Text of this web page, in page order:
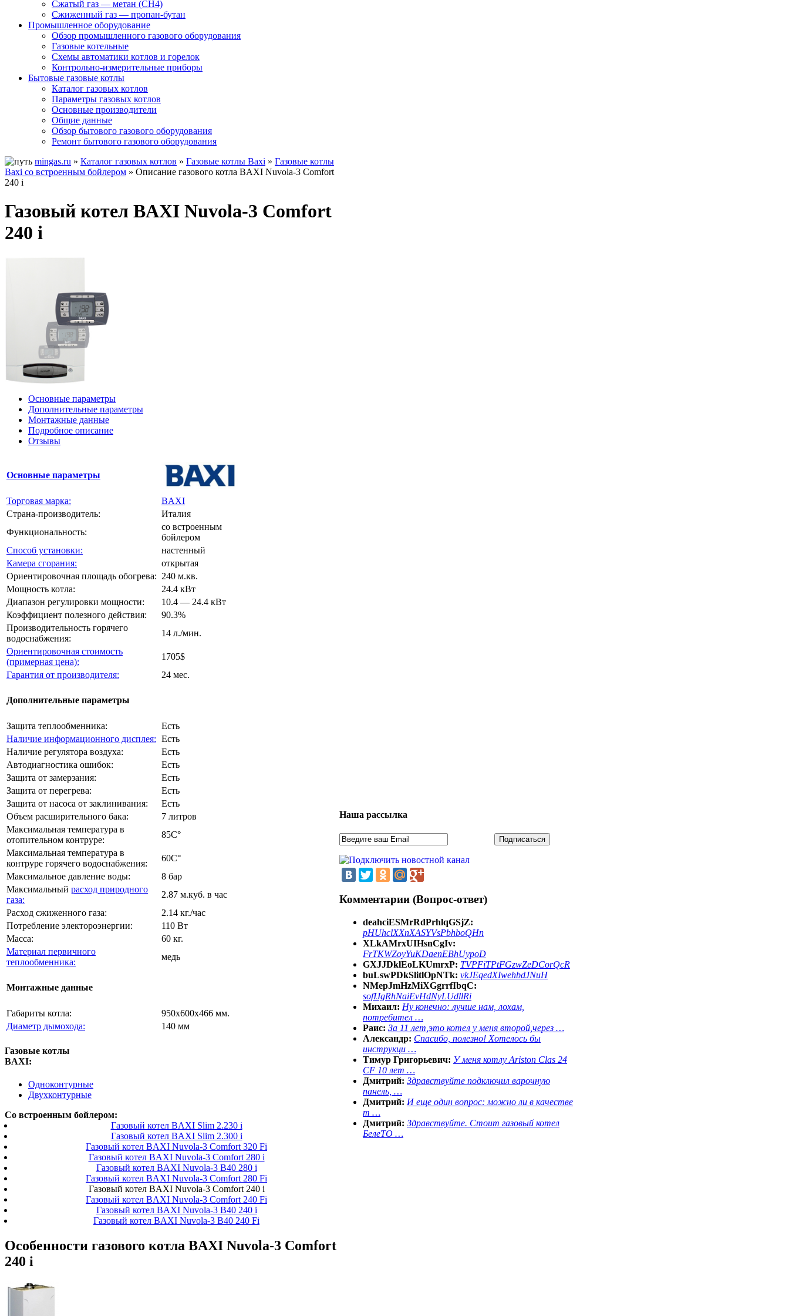
Сжатый газ — метан (CH4)
Сжиженный газ — пропан-бутан
Промышленное оборудование
Обзор промышленного газового оборудования
Газовые котельные
Схемы автоматики котлов и горелок
Контрольно-измерительные приборы
Бытовые газовые котлы
Каталог газовых котлов
Параметры газовых котлов
Основные производители
Общие данные
Обзор бытового газового оборудования
Ремонт бытового газового оборудования
mingas.ru » Каталог газовых котлов » Газовые котлы Baxi » Газовые котлы
Baxi со встроенным бойлером » Описание газового котла BAXI Nuvola-3 Comfort
240 i
Газовый котел BAXI Nuvola-3 Comfort
240 i
Основные параметры
Дополнительные параметры
Монтажные данные
Подробное описание
Отзывы
Основные параметры
Торговая марка:
BAXI
Страна-производитель:
Италия
Функциональность:
со встроенным
бойлером
Способ установки:
настенный
Камера сгорания:
открытая
Ориентировочная площадь обогрева: 240 м.кв.
Мощность котла:
24.4 кВт
Диапазон регулировки мощности:
10.4 — 24.4 кВт
Коэффициент полезного действия:
90.3%
Производительность горячего
водоснабжения:
14 л./мин.
Ориентировочная стоимость
(примерная цена):
1705$
Гарантия от производителя:
24 мес.
Дополнительные параметры
Защита теплообменника:
Есть
Наличие информационного дисплея: Есть
Наличие регулятора воздуха:
Есть
Автодиагностика ошибок:
Есть
Защита от замерзания:
Есть
Защита от перегрева:
Есть
Защита от насоса от заклинивания:
Есть
Объем расширительного бака:
7 литров
Максимальная температура в
отопительном контруре:
85C°
Максимальная температура в
контруре горячего водоснабжения:
60C°
Максимальное давление воды:
8 бар
Максимальный расход природного
газа:
2.87 м.куб. в час
Расход сжиженного газа:
2.14 кг./час
Потребление электороэнергии:
110 Вт
Масса:
60 кг.
Материал первичного
теплообменника:
медь
Монтажные данные
Габариты котла:
950х600х466 мм.
Диаметр дымохода:
140 мм
Газовые котлы
BAXI:
Одноконтурные
Двухконтурные
Со встроенным бойлером:
Газовый котел BAXI Slim 2.230 i
Газовый котел BAXI Slim 2.300 i
Газовый котел BAXI Nuvola-3 Comfort 320 Fi
Газовый котел BAXI Nuvola-3 Comfort 280 i
Газовый котел BAXI Nuvola-3 B40 280 i
Газовый котел BAXI Nuvola-3 Comfort 280 Fi
Газовый котел BAXI Nuvola-3 Comfort 240 i
Газовый котел BAXI Nuvola-3 Comfort 240 Fi
Газовый котел BAXI Nuvola-3 B40 240 i
Газовый котел BAXI Nuvola-3 B40 240 Fi
Особенности газового котла BAXI Nuvola-3 Comfort
240 i
Наша рассылка
Комментарии (Вопрос-ответ)
deahciESMrRdPrhlqGSjZ:
pHUhclXXnXASYVsPbhboQHn
XLkAMrxUIHsnCgIv:
FrTKWZoyYuKDaenEBhUypoD
GXJJDklEoLKUmrxP: TVPFiTPtFGzwZeDCorQcR
buLswPDkSlitlOpNTk: vkJEqedXIwehbdJNuH
NMepJmHzMiXGgrrfIbqC:
sofIJgRhNaiEvHdNyLUdllRi
Михаил: Ну конечно: лучше нам, лохам,
потребител …
Раис: За 11 лет,это котел у меня второй,через …
Александр: Спасибо, полезно! Хотелось бы
инструкци …
Тимур Григорьевич: У меня котлу Ariston Clas 24
CF 10 лет …
Дмитрий: Здравствуйте подключил варочную
панель, …
Дмитрий: И еще один вопрос: можно ли в качестве
т …
Дмитрий: Здравствуйте. Стоит газовый котел
БелеТО …